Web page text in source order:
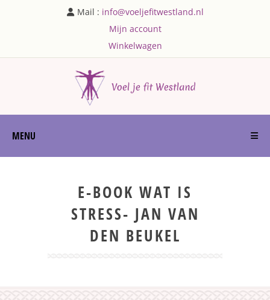
Mail : info@voeljefitwestland.nl
Mijn account
Winkelwagen
MENU
E-BOOK WAT IS
STRESS- JAN VAN
DEN BEUKEL